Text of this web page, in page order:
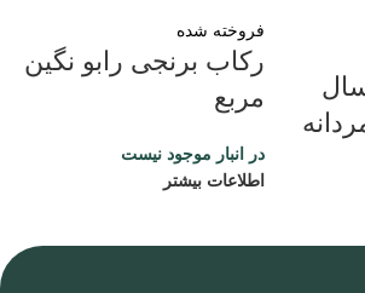
فروخته شده
رکاب برنجی رابو نگین
مربع
در انبار موجود نیست
اطلاعات بیشتر